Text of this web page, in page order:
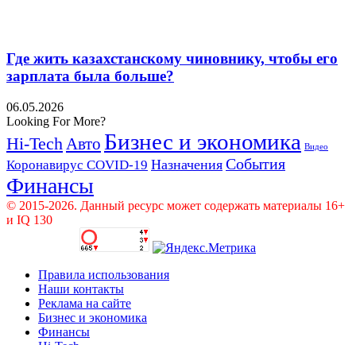
Где жить казахстанскому чиновнику, чтобы его
зарплата была больше?
06.05.2026
Looking For More?
Hi-Tech Авто Бизнес и экономика Видео
Коронавирус COVID-19 Назначения События
Финансы
© 2015-2026. Данный ресурс может содержать материалы 16+
и IQ 130
Правила использования
Наши контакты
Реклама на сайте
Бизнес и экономика
Финансы